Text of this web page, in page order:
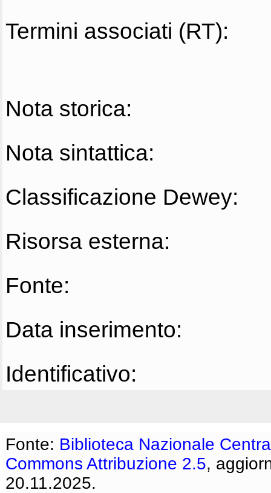
Termini associati (RT):
Nota storica:
Nota sintattica:
Classificazione Dewey:
Risorsa esterna:
Fonte:
Data inserimento:
Identificativo:
Fonte: Biblioteca Nazionale
Commons Attribuzione 2.5,
20.11.2025.